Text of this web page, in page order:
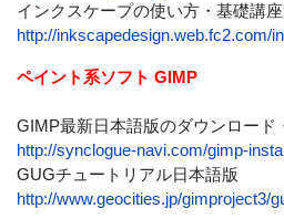
インクスケープの使い方・基礎講座
http://inkscapedesign.web.fc2.com/
ペイント系ソフト GIMP
GIMP最新日本語版のダウンロード
http://synclogue-navi.com/gimp-
GUGチュートリアル日本語版
http://www.geocities.jp/gimproject3/